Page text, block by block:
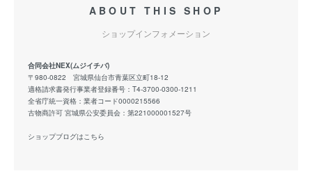
ABOUT THIS SHOP
ショップインフォメーション
合同会社NEX(ムジイチバ)
〒980-0822 宮城県仙台市青葉区立町18-12
適格請求書発行事業者登録番号：T4-3700-0300-1211
全省庁統一資格：業者コード0000215566
古物商許可 宮城県公安委員会：第221000001527号
ショップブログはこちら